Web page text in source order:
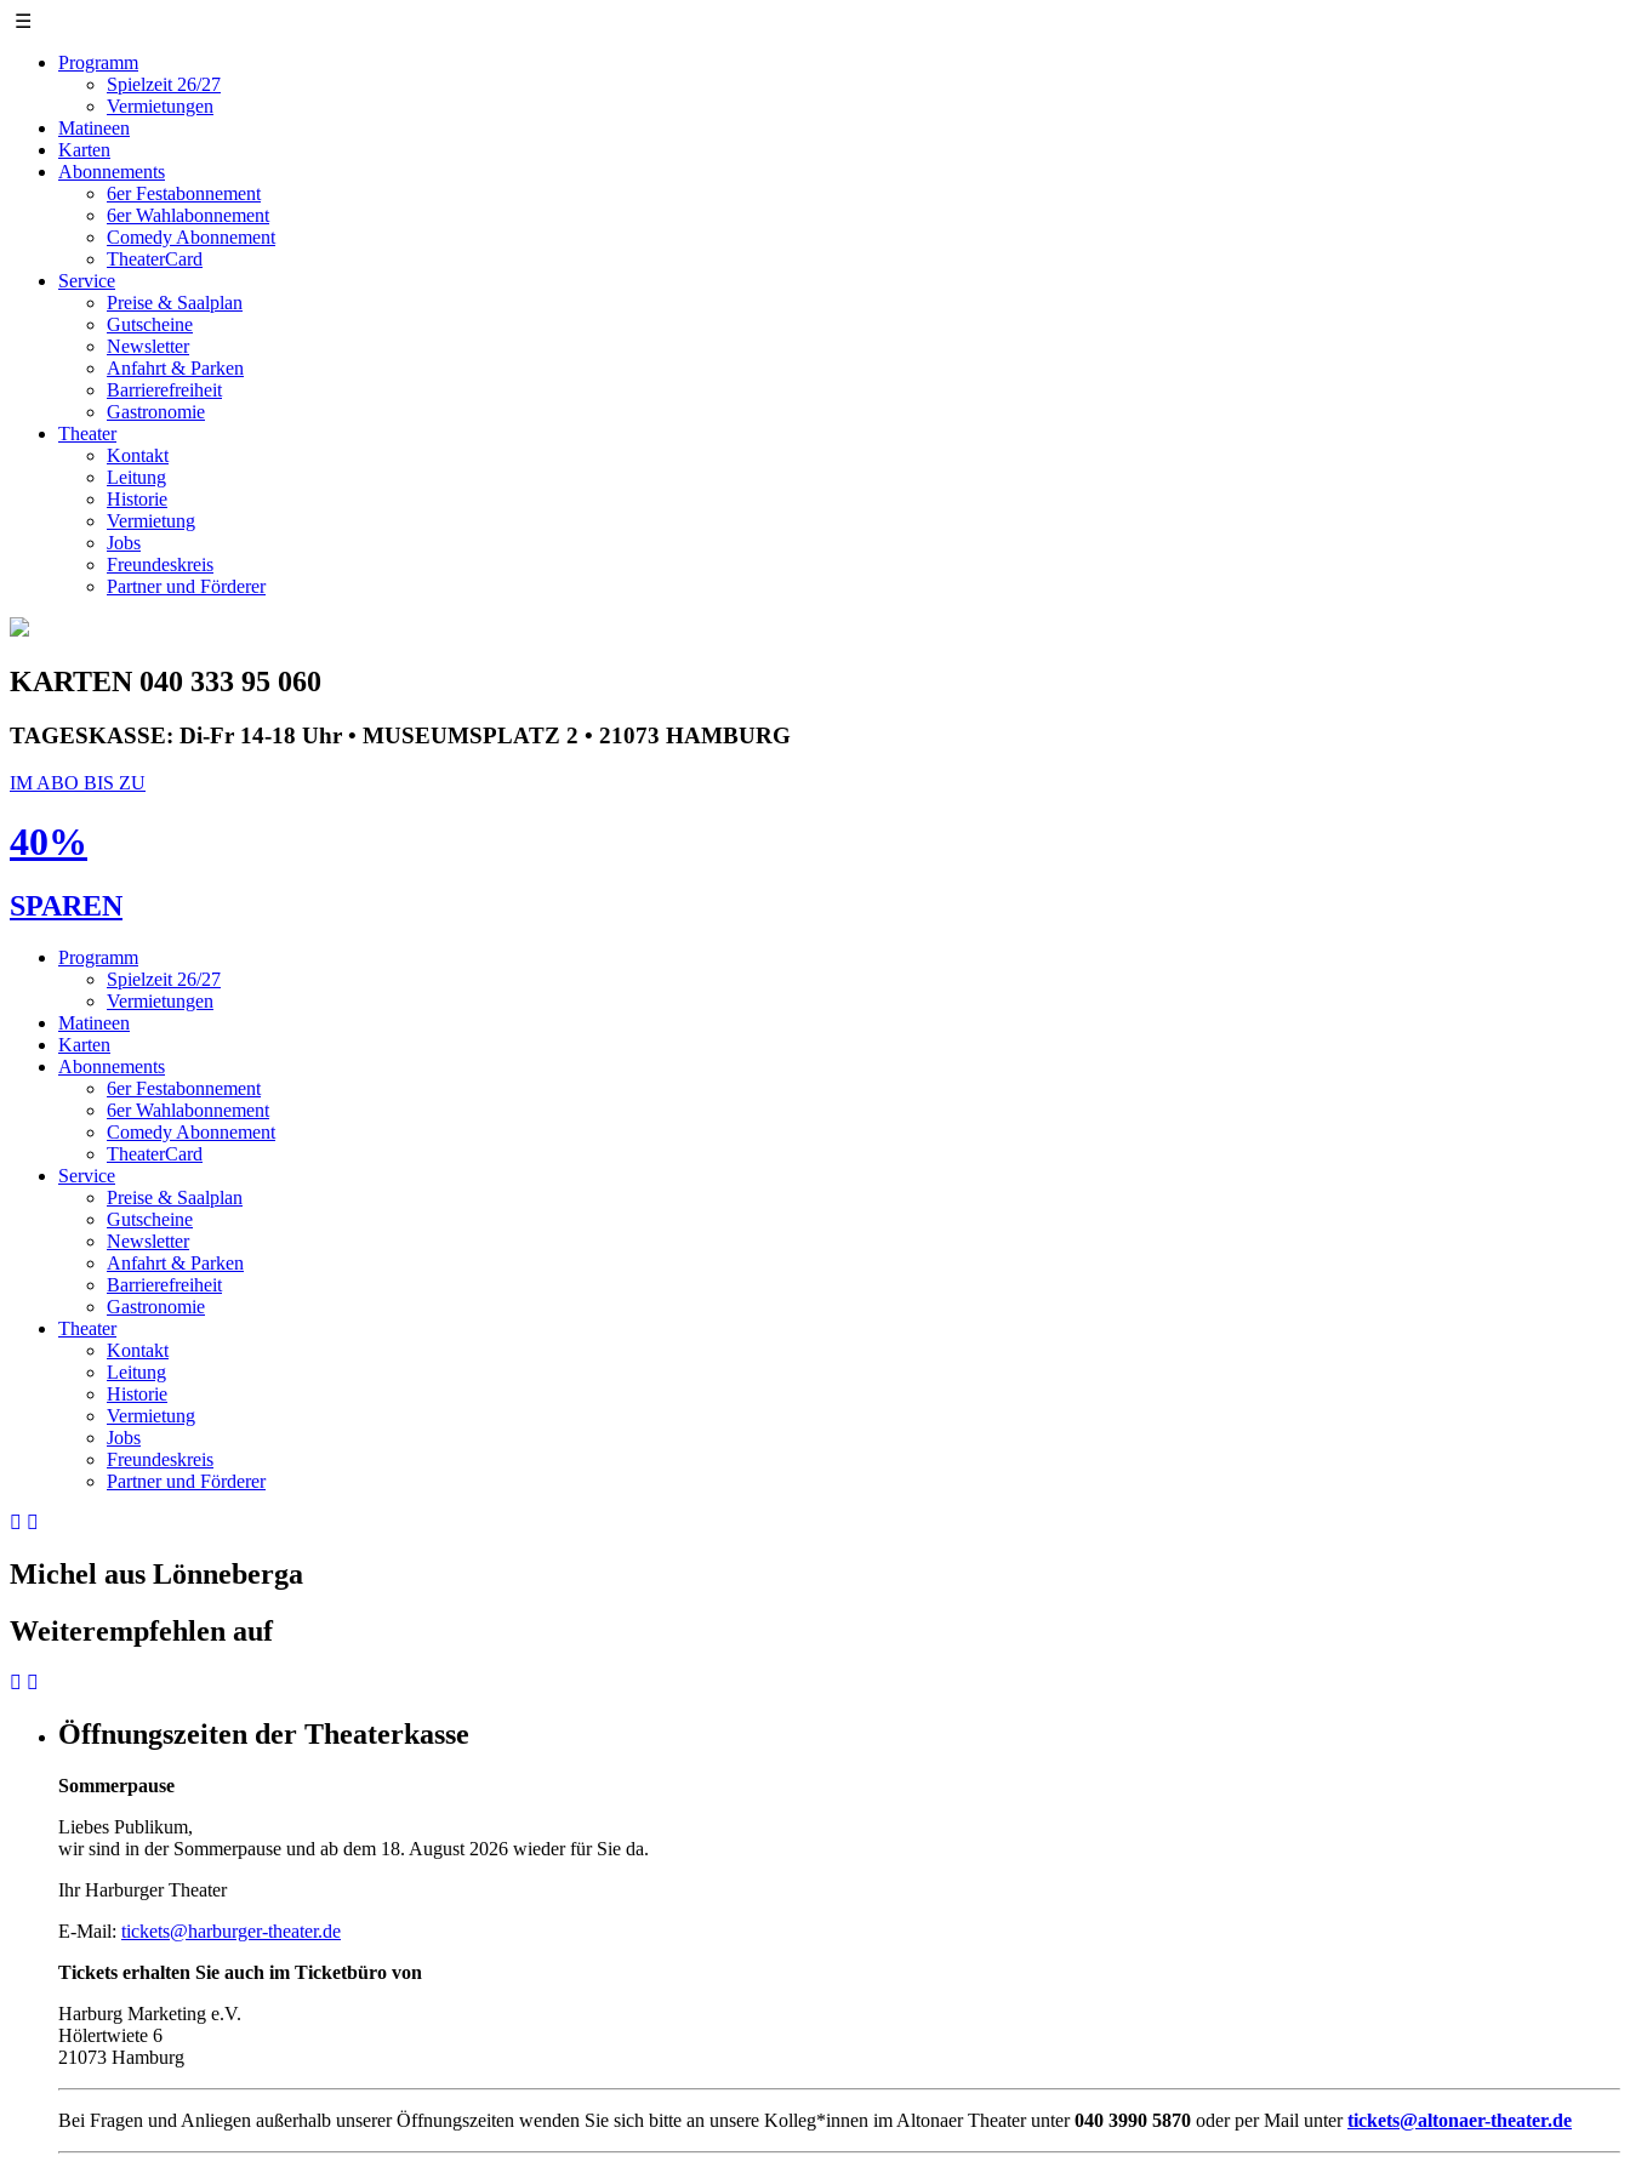
☰
Programm
Spielzeit 26/27
Vermietungen
Matineen
Karten
Abonnements
6er Festabonnement
6er Wahlabonnement
Comedy Abonnement
TheaterCard
Service
Preise & Saalplan
Gutscheine
Newsletter
Anfahrt & Parken
Barrierefreiheit
Gastronomie
Theater
Kontakt
Leitung
Historie
Vermietung
Jobs
Freundeskreis
Partner und Förderer
KARTEN 040 333 95 060
TAGESKASSE: Di-Fr 14-18 Uhr • MUSEUMSPLATZ 2 • 21073 HAMBURG
IM ABO BIS ZU
40%
SPAREN
Programm
Spielzeit 26/27
Vermietungen
Matineen
Karten
Abonnements
6er Festabonnement
6er Wahlabonnement
Comedy Abonnement
TheaterCard
Service
Preise & Saalplan
Gutscheine
Newsletter
Anfahrt & Parken
Barrierefreiheit
Gastronomie
Theater
Kontakt
Leitung
Historie
Vermietung
Jobs
Freundeskreis
Partner und Förderer
Michel aus Lönneberga
Weiterempfehlen auf
Öffnungszeiten der Theaterkasse
Sommerpause
Liebes Publikum,
wir sind in der Sommerpause und ab dem 18. August 2026 wieder für Sie da.
Ihr Harburger Theater
E-Mail: tickets@harburger-theater.de
Tickets erhalten Sie auch im Ticketbüro von
Harburg Marketing e.V.
Hölertwiete 6
21073 Hamburg
Bei Fragen und Anliegen außerhalb unserer Öffnungszeiten wenden Sie sich bitte an unsere Kolleg*innen im Altonaer Theater unter040 3990 5870 oder per Mail untertickets@altonaer-theater.de